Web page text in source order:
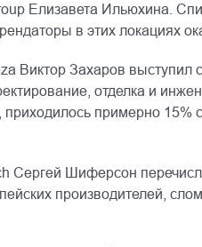
Елизавета Ильюхина.
в этих локациях
Виктор Захаров выступил
отделка и
примерно 15%
Сергей Шиферсон
производителей,